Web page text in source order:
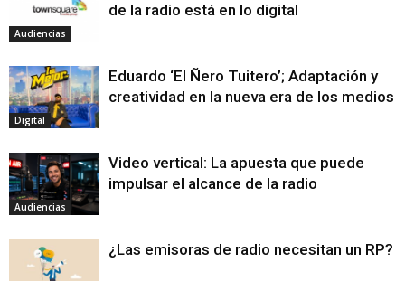
Audiencias
de la radio está en lo digital
Digital
Eduardo ‘El Ñero Tuitero’; Adaptación y
creatividad en la nueva era de los medios
Audiencias
Video vertical: La apuesta que puede
impulsar el alcance de la radio
¿Las emisoras de radio necesitan un RP?